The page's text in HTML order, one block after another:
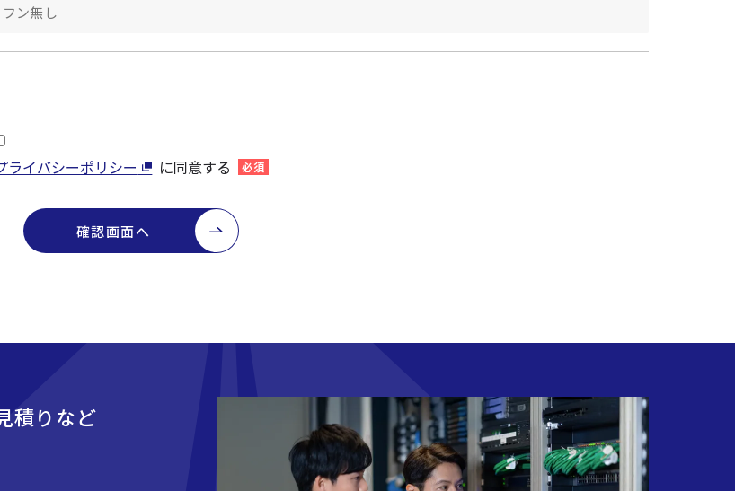
ライバシーポリシー に同意する 必須
確認画面へ
積りなど